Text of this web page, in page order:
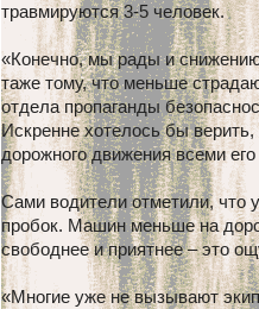
травмируются 3-5 человек.
«Конечно, мы рады и
таже тому, что меньше
отдела пропаганды
Искренне хотелось бы
дорожного движения всеми
Сами водители отметили, что
пробок. Машин меньше на
свободнее и приятнее – это
«Многие уже не вызывают